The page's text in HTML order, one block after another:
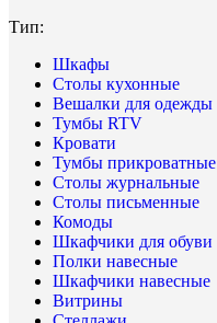
Тип:
Шкафы
Столы кухонные
Вешалки для одежды
Тумбы RTV
Кровати
Тумбы прикроватные
Столы журнальные
Столы письменные
Комоды
Шкафчики для обуви
Полки навесные
Шкафчики навесные
Витрины